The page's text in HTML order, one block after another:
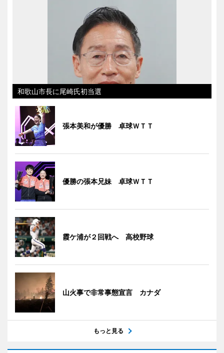
和歌山市長に尾崎氏初当選
張本美和が優勝 卓球ＷＴＴ
優勝の張本兄妹 卓球ＷＴＴ
霞ケ浦が２回戦へ 高校野球
山火事で非常事態宣言 カナダ
もっと見る